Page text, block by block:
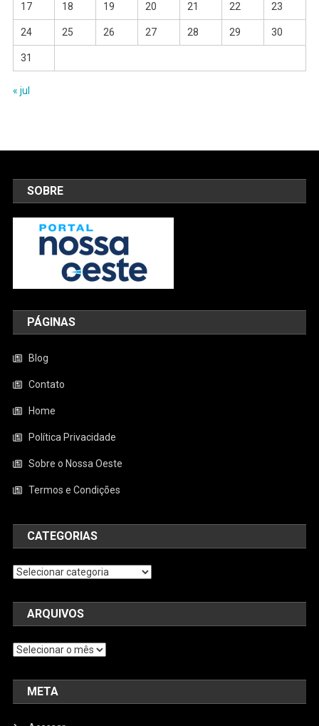
17 18 19 20 21 22 23
24 25 26 27 28 29 30
31
« jul
SOBRE
PÁGINAS
Blog
Contato
Home
Política Privacidade
Sobre o Nossa Oeste
Termos e Condições
CATEGORIAS
Categorias
ARQUIVOS
Arquivos
META